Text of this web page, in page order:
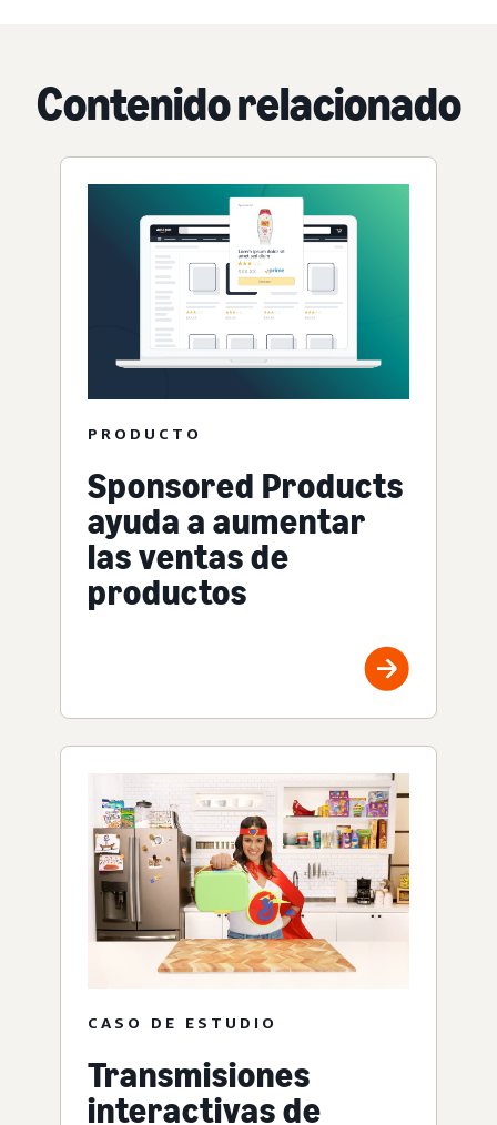
Contenido relacionado
PRODUCTO
Sponsored Products
ayuda a aumentar
las ventas de
productos
CASO DE ESTUDIO
Transmisiones
interactivas de